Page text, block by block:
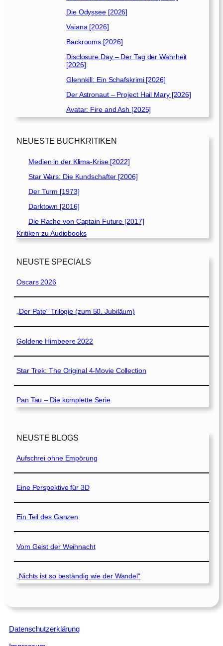
Die Odyssee [2026]
Vaiana [2026]
Backrooms [2026]
Disclosure Day – Der Tag der Wahrheit
[2026]
Glennkill: Ein Schafskrimi [2026]
Der Astronaut – Project Hail Mary [2026]
Avatar: Fire and Ash [2025]
NEUESTE BUCHKRITIKEN
Medien in der Klima-Krise [2022]
Star Wars: Die Kundschafter [2006]
Der Turm [1973]
Darktown [2016]
Die Rache von Captain Future [2017]
Kritiken zu Audiobooks
NEUSTE SPECIALS
Oscars 2026
„Der Pate“ Trilogie (zum 50. Jubiläum)
Goldene Himbeere 2022
Star Trek: The Original 4-Movie Collection
Pan Tau – Die komplette Serie
NEUSTE BLOGS
Aufschrei ohne Empörung
Eine Perspektive für 3D
Ein Teil des Ganzen
Vom Geist der Weihnacht
„Nichts ist so beständig wie der Wandel“
Datenschutzerklärung